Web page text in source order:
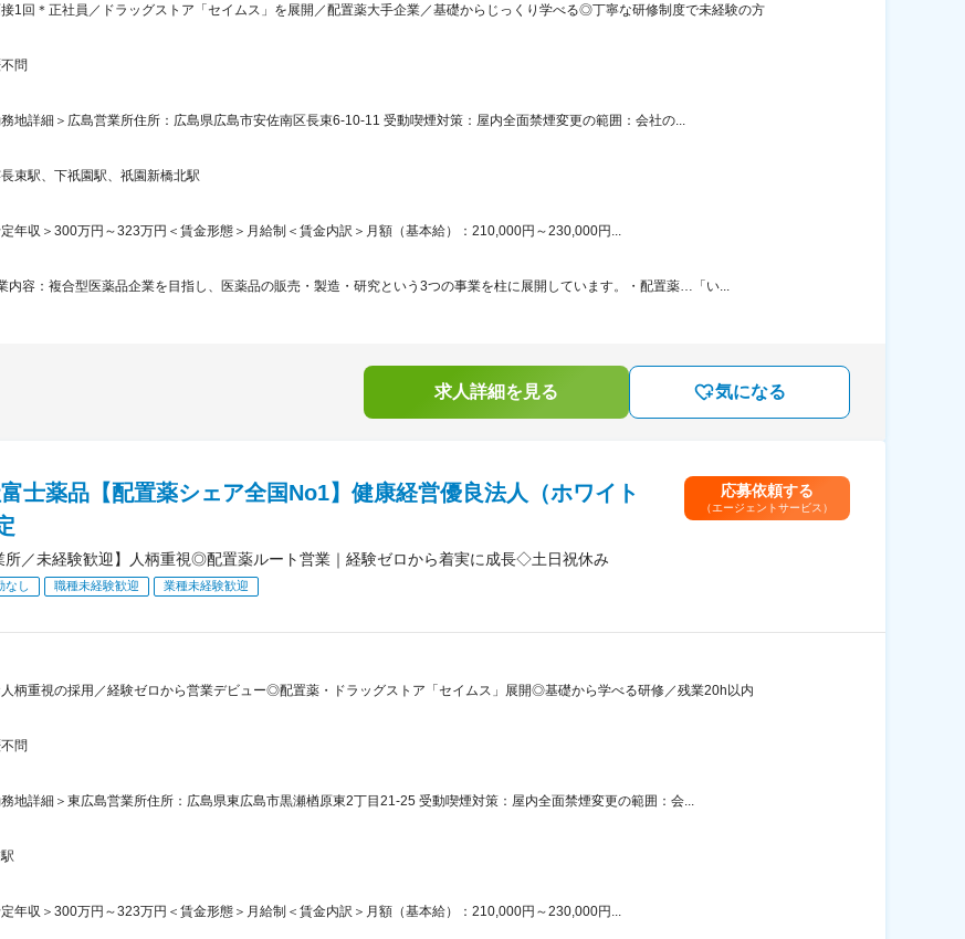
接1回＊正社員／ドラッグストア「セイムス」を展開／配置薬大手企業／基礎からじっくり学べる◎丁寧な研修制度で未経験の方
問
務地詳細＞広島営業所住所：広島県広島市安佐南区長束6-10-11 受動喫煙対策：屋内全面禁煙変更の範囲：会社の...
束駅、下祇園駅、祇園新橋北駅
定年収＞300万円～323万円＜賃金形態＞月給制＜賃金内訳＞月額（基本給）：210,000円～230,000円...
内容：複合型医薬品企業を目指し、医薬品の販売・製造・研究という3つの事業を柱に展開しています。・配置薬…「い...
求人詳細を見る 気になる
士薬品【配置薬シェア全国No1】健康経営優良法人（ホワイト
所／未経験歓迎】人柄重視◎配置薬ルート営業｜経験ゼロから着実に成長◇土日祝休み
なし 職種未経験歓迎 業種未経験歓迎
応募依頼する
（エージェントサービス）
人柄重視の採用／経験ゼロから営業デビュー◎配置薬・ドラッグストア「セイムス」展開◎基礎から学べる研修／残業20h以内
問
務地詳細＞東広島営業所住所：広島県東広島市黒瀬楢原東2丁目21-25 受動喫煙対策：屋内全面禁煙変更の範囲：会...
定年収＞300万円～323万円＜賃金形態＞月給制＜賃金内訳＞月額（基本給）：210,000円～230,000円...